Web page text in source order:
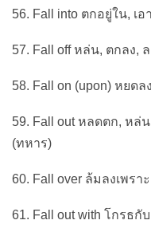
56. Fall into ตกอยู่ใน, เอ
57. Fall off หล่น, ตกลง,
58. Fall on (upon) หยด
59. Fall out หลดตก, หล่น
(ทหาร)
60. Fall over ล้มลงเพร
61. Fall out with โกรธกั